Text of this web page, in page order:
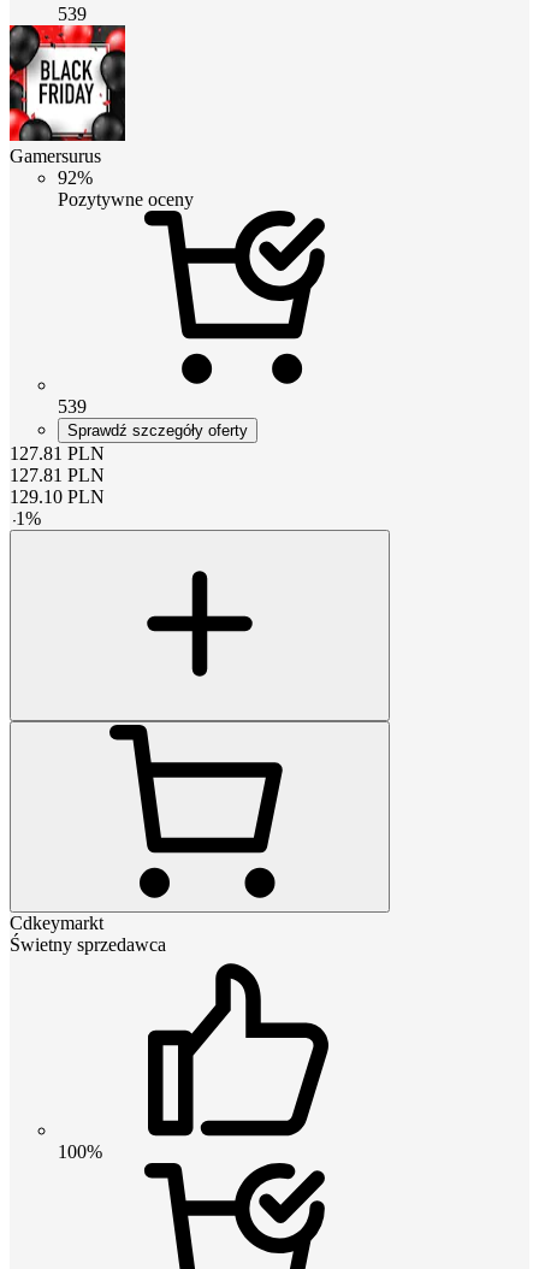
539
Gamersurus
92%
Pozytywne oceny
539
Sprawdź szczegóły oferty
127.81 PLN
127.81 PLN
129.10 PLN
-1%
Cdkeymarkt
Świetny sprzedawca
100%